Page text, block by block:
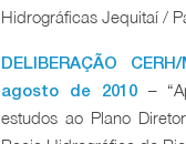
Hidrográficas Jequitaí /
DELIBERAÇÃO
agosto de 2010–
estudos ao Plano